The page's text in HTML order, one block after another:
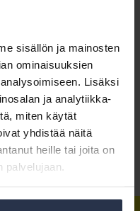
sisällön ja mainosten
ominaisuuksien
Lisäksi
ja analytiikka-
miten käytät
yhdistää näitä
heille tai joita on
palvelujaan.
rajattu